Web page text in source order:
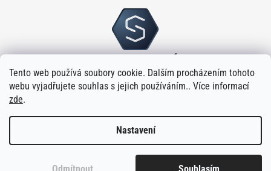
Tento web používá soubory cookie. Dalším procházením tohoto
webu vyjadřujete souhlas s jejich používáním.. Více informací
zde.
Nastavení